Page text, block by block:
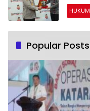
HUKUM
Popular Posts